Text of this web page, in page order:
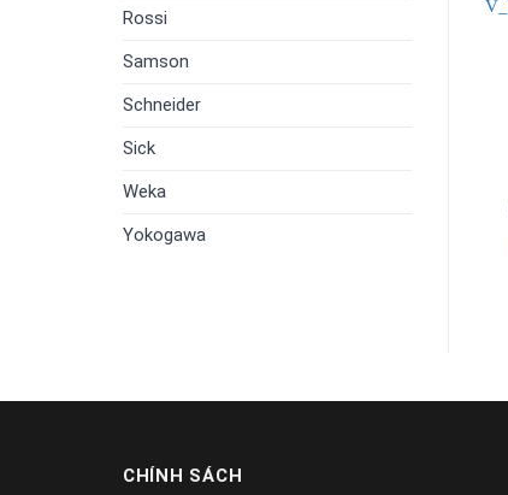
Rossi
Samson
Schneider
Sick
Weka
Yokogawa
CHÍNH SÁCH